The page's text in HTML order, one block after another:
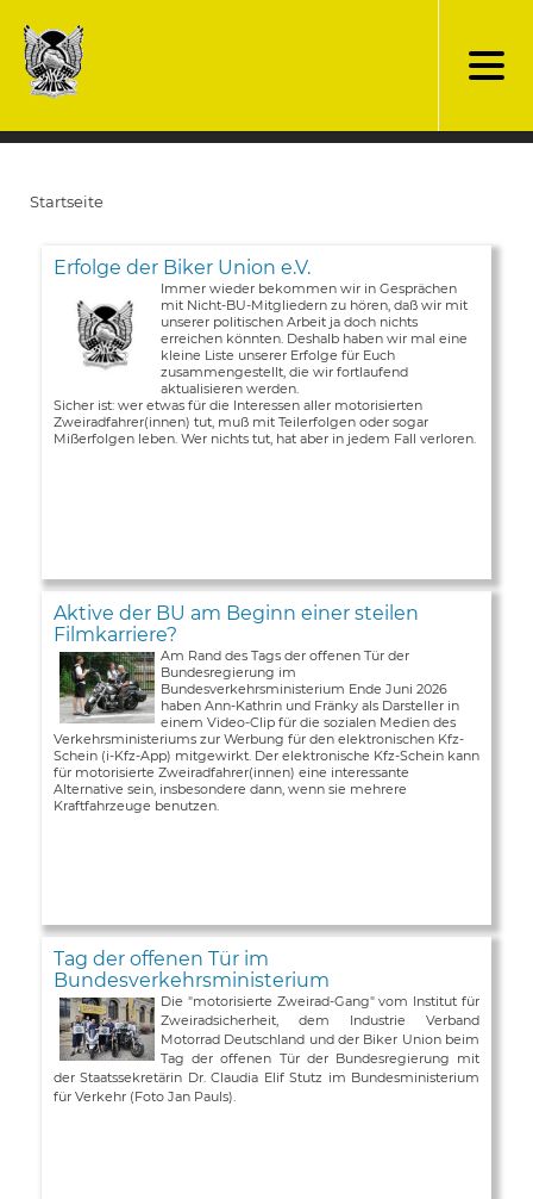
zum
Inhalt
Startseite
Erfolge der Biker Union e.V.
Immer wieder bekommen wir in Gesprächen
mit Nicht-BU-Mitgliedern zu hören, daß wir mit
unserer politischen Arbeit ja doch nichts
erreichen könnten. Deshalb haben wir mal eine
kleine Liste unserer Erfolge für Euch
zusammengestellt, die wir fortlaufend
aktualisieren werden.
Sicher ist: wer etwas für die Interessen aller motorisierten
Zweiradfahrer(innen) tut, muß mit Teilerfolgen oder sogar
Mißerfolgen leben. Wer nichts tut, hat aber in jedem Fall verloren.
Aktive der BU am Beginn einer steilen
Filmkarriere?
Am Rand des Tags der offenen Tür der
Bundesregierung im
Bundesverkehrsministerium Ende Juni 2026
haben Ann-Kathrin und Fränky als Darsteller in
einem Video-Clip für die sozialen Medien des
Verkehrsministeriums zur Werbung für den elektronischen Kfz-
Schein (i-Kfz-App) mitgewirkt. Der elektronische Kfz-Schein kann
für motorisierte Zweiradfahrer(innen) eine interessante
Alternative sein, insbesondere dann, wenn sie mehrere
Kraftfahrzeuge benutzen.
Tag der offenen Tür im
Bundesverkehrsministerium
Die "motorisierte Zweirad-Gang" vom Institut für
Zweiradsicherheit, dem Industrie Verband
Motorrad Deutschland und der Biker Union beim
Tag der offenen Tür der Bundesregierung mit
der Staatssekretärin Dr. Claudia Elif Stutz im Bundesministerium
für Verkehr (Foto Jan Pauls).